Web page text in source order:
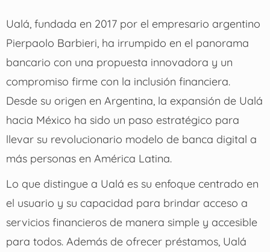
Ualá, fundada en 2017 por el empresario argentino
Pierpaolo Barbieri, ha irrumpido en el panorama
bancario con una propuesta innovadora y un
compromiso firme con la inclusión financiera.
Desde su origen en Argentina, la expansión de Ualá
hacia México ha sido un paso estratégico para
llevar su revolucionario modelo de banca digital a
más personas en América Latina.
Lo que distingue a Ualá es su enfoque centrado en
el usuario y su capacidad para brindar acceso a
servicios financieros de manera simple y accesible
para todos. Además de ofrecer préstamos, Ualá